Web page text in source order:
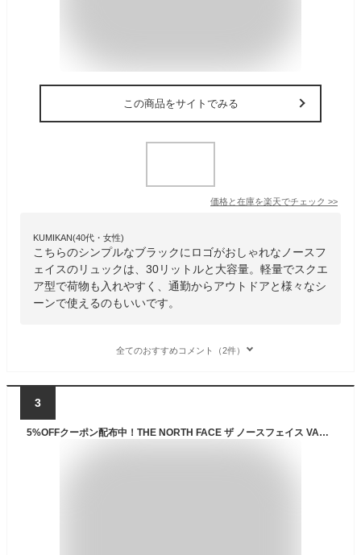
この商品をサイトでみる
価格と在庫を楽天でチェック >>
KUMIKAN(40代・女性)
こちらのシンプルなブラックにロゴがおしゃれなノースフ
ェイスのリュックは、30リットルと大容量。軽量でスクエ
ア型で荷物も入れやすく、通勤からアウトドアと様々なシ
ーンで使えるのもいいです。
全てのおすすめコメント（2件）
3
5%OFFクーポン配布中！THE NORTH FACE ザ ノースフェイス VAULT ヴォルト バックパックリュック リュックサック 27L A3 メンズ レディースNF0A3VY2 ブラック グレー ネイビー プレゼント ギフト